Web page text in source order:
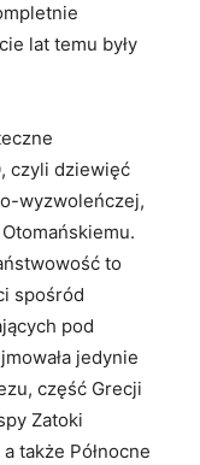
lat temu były
czyli dziewięć
wyzwoleńczej,
to
spośród
pod
jedynie
część Grecji
Zatoki
także Północne